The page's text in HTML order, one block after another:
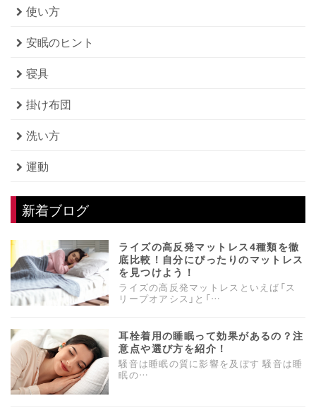
使い方
安眠のヒント
寝具
掛け布団
洗い方
運動
新着ブログ
ライズの高反発マットレス4種類を徹
底比較！自分にぴったりのマットレス
を見つけよう！
ライズの高反発マットレスといえば「ス
リープオアシス」と「…
耳栓着用の睡眠って効果があるの？注
意点や選び方を紹介！
騒音は睡眠の質に影響を及ぼす 騒音は睡
眠の…